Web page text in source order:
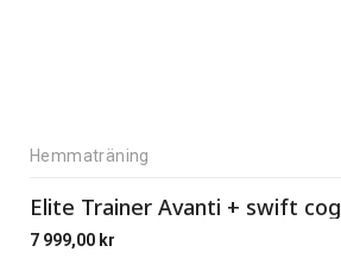
Hemmaträning
Elite Trainer Avanti + swift cog
7 999,00 kr